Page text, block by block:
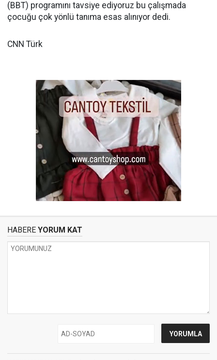
(BBT) programını tavsiye ediyoruz bu çalışmada
çocuğu çok yönlü tanıma esas alınıyor dedi.
CNN Türk
HABERE YORUM KAT